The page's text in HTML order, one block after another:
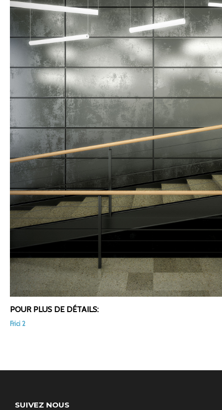
POUR PLUS DE DÉTAILS:
Frici 2
SUIVEZ NOUS